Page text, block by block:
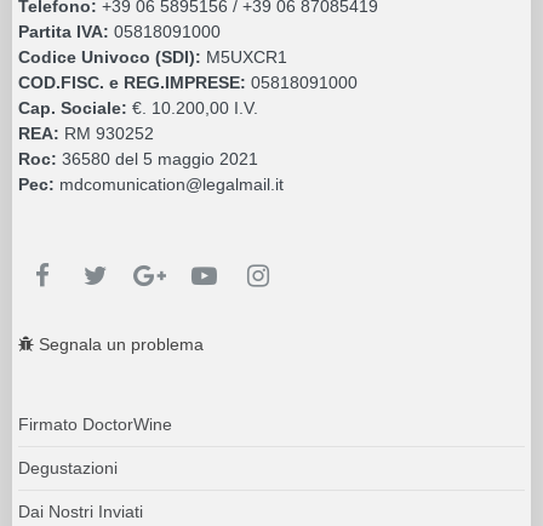
Telefono: +39 06 5895156 / +39 06 87085419
Partita IVA: 05818091000
Codice Univoco (SDI): M5UXCR1
COD.FISC. e REG.IMPRESE: 05818091000
Cap. Sociale: €. 10.200,00 I.V.
REA: RM 930252
Roc: 36580 del 5 maggio 2021
Pec: mdcomunication@legalmail.it
Segnala un problema
Firmato DoctorWine
Degustazioni
Dai Nostri Inviati